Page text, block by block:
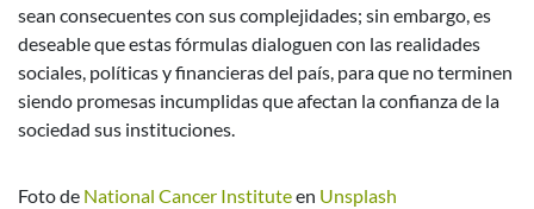
sean consecuentes con sus complejidades; sin embargo, es
deseable que estas fórmulas dialoguen con las realidades
sociales, políticas y financieras del país, para que no terminen
siendo promesas incumplidas que afectan la confianza de la
sociedad sus instituciones.
Foto de National Cancer Instituteen Unsplash